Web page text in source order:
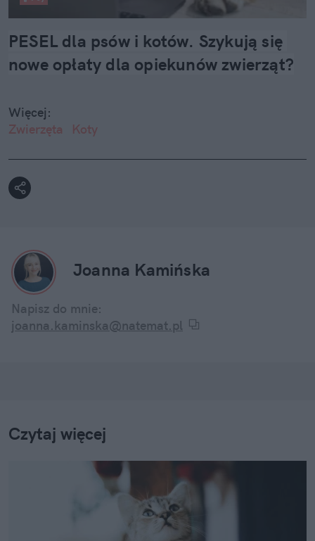
PESEL dla psów i kotów. Szykują się
nowe opłaty dla opiekunów zwierząt?
Więcej:
Zwierzęta
Koty
Joanna Kamińska
Napisz do mnie:
joanna.kaminska@natemat.pl
Czytaj więcej